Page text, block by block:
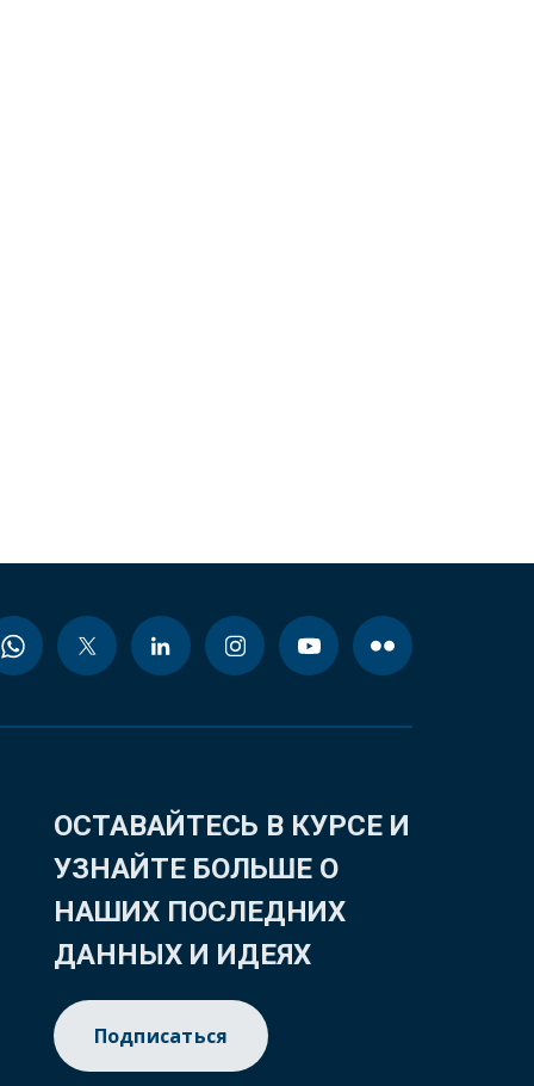
ОСТАВАЙТЕСЬ В КУРСЕ И
УЗНАЙТЕ БОЛЬШЕ О
НАШИХ ПОСЛЕДНИХ
ДАННЫХ И ИДЕЯХ
Подписаться